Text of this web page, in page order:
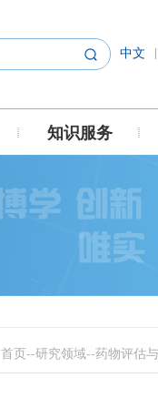
中文 |
知识服务
首页--研究领域--药物评估